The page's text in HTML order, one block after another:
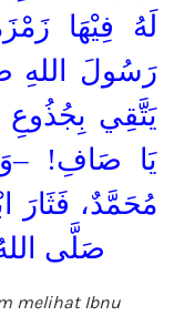
لَهُ فِيْهَا
رَسُولَ اللهِ
يَتَّقِي بِجُذُوعِ
يَا صَافِ!
مُحَمَّدٌ، فَثَارَ
صَلَّى
melihat Ibnu